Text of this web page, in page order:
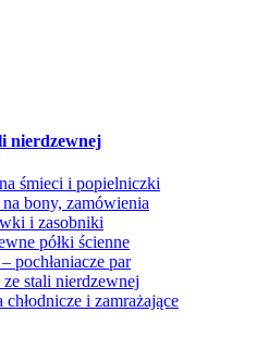
nierdzewnej
śmieci i popielniczki
bony, zamówienia
i zasobniki
półki ścienne
pochłaniacze par
ze stali nierdzewnej